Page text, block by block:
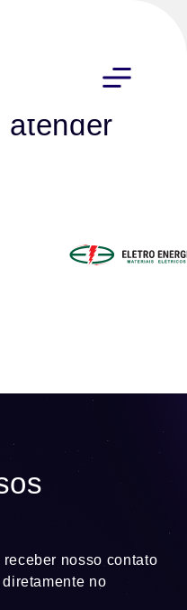
temos o
atender
nosso contato
no